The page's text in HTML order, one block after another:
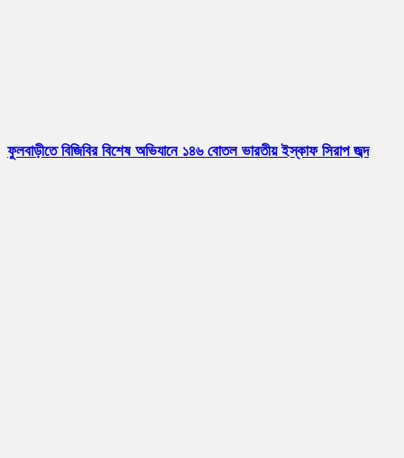
ফুলবাড়ীতে বিজিবির বিশেষ অভিযানে ১৪৬ বোতল ভারতীয় ইস্কাফ সিরাপ জব্দ